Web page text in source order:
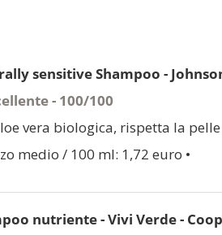
sensitive Shampoo -
- 100/100
vera biologica, rispetta la
medio / 100 ml: 1,72 euro •
nutriente - Vivi Verde - Coop